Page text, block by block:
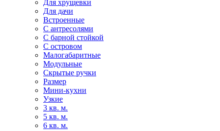
Для хрущевки
Для дачи
Встроенные
С антресолями
С барной стойкой
С островом
Малогабаритные
Модульные
Скрытые ручки
Размер
Мини-кухни
Узкие
3 кв. м.
5 кв. м.
6 кв. м.